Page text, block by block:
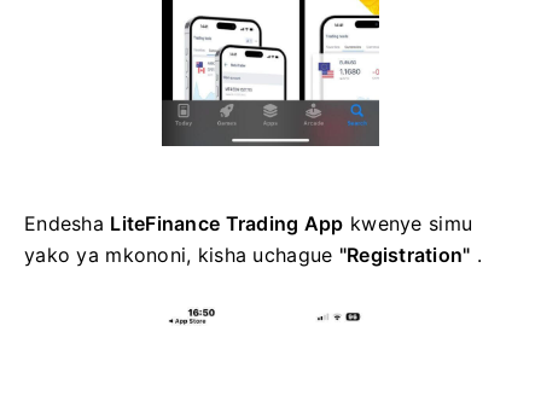
Endesha LiteFinance Trading App kwenye simu
yako ya mkononi, kisha uchague "Registration" .